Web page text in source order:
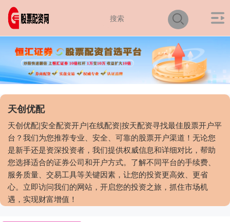
天创优配
天创优配|安全配资开户|在线配资|按天配资寻找最佳股票开户平
台？我们为您推荐专业、安全、可靠的股票开户渠道！无论您
是新手还是资深投资者，我们提供权威信息和详细对比，帮助
您选择适合的证券公司和开户方式。了解不同平台的手续费、
服务质量、交易工具等关键因素，让您的投资更高效、更省
心。立即访问我们的网站，开启您的投资之旅，抓住市场机
遇，实现财富增值！